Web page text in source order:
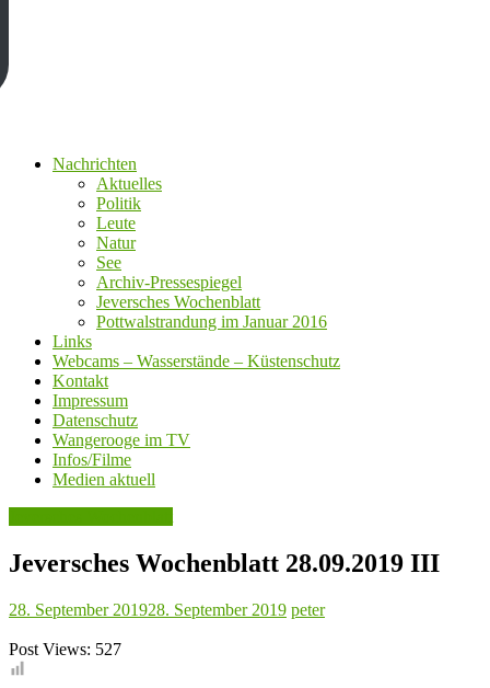
Nachrichten
Aktuelles
Politik
Leute
Natur
See
Archiv-Pressespiegel
Jeversches Wochenblatt
Pottwalstrandung im Januar 2016
Links
Webcams – Wasserstände – Küstenschutz
Kontakt
Impressum
Datenschutz
Wangerooge im TV
Infos/Filme
Medien aktuell
Jeversches Wochenblatt 28.09.2019 III
28. September 201928. September 2019 peter
Post Views: 527